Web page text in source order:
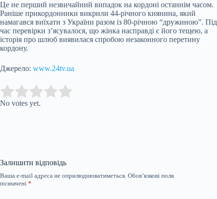
Це не перший незвичайний випадок на кордоні останнім часом.
Раніше прикордонники викрили 44-річного киянина, який
намагався виїхати з України разом із 80-річною “дружиною”. Під
час перевірки з’ясувалося, що жінка насправді є його тещею, а
історія про шлюб виявилася спробою незаконного перетину
кордону.
Джерело: www.24tv.ua
Rate this item:
No votes yet.
Залишити відповідь
Ваша e-mail адреса не оприлюднюватиметься. Обов’язкові поля
позначені *